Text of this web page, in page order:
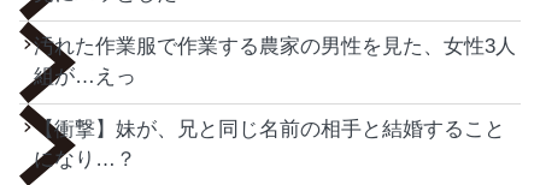
汚れた作業服で作業する農家の男性を見た、女性3人
組が…えっ
【衝撃】妹が、兄と同じ名前の相手と結婚すること
になり…？